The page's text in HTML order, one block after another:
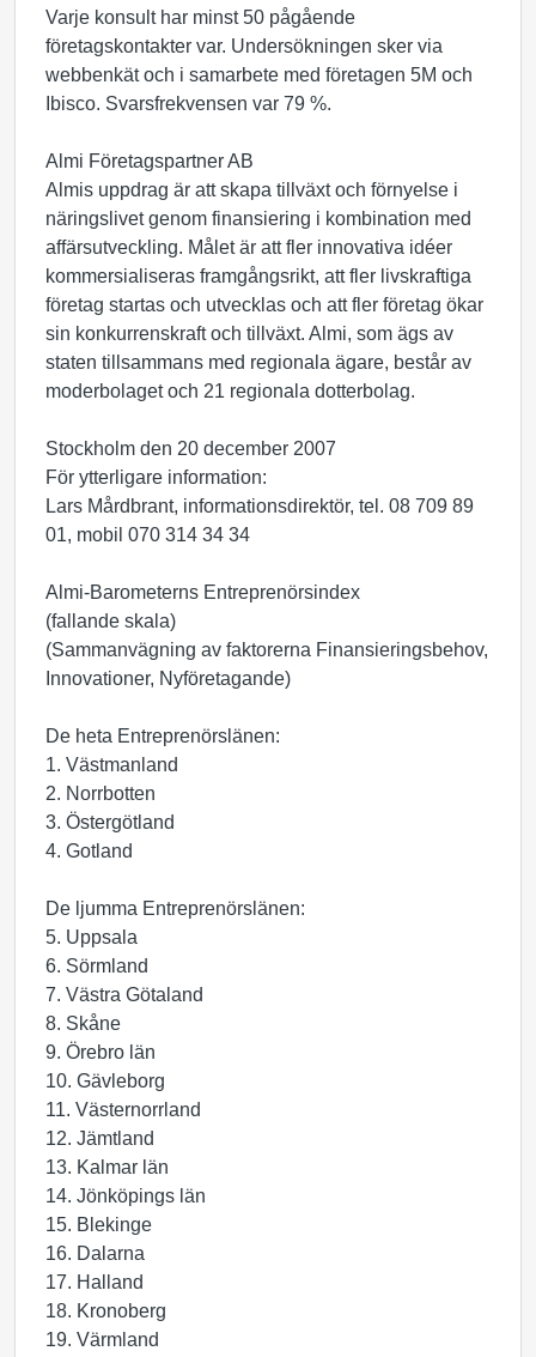
Varje konsult har minst 50 pågående
företagskontakter var. Undersökningen sker via
webbenkät och i samarbete med företagen 5M och
Ibisco. Svarsfrekvensen var 79 %.
Almi Företagspartner AB
Almis uppdrag är att skapa tillväxt och förnyelse i
näringslivet genom finansiering i kombination med
affärsutveckling. Målet är att fler innovativa idéer
kommersialiseras framgångsrikt, att fler livskraftiga
företag startas och utvecklas och att fler företag ökar
sin konkurrenskraft och tillväxt. Almi, som ägs av
staten tillsammans med regionala ägare, består av
moderbolaget och 21 regionala dotterbolag.
Stockholm den 20 december 2007
För ytterligare information:
Lars Mårdbrant, informationsdirektör, tel. 08 709 89
01, mobil 070 314 34 34
Almi-Barometerns Entreprenörsindex
(fallande skala)
(Sammanvägning av faktorerna Finansieringsbehov,
Innovationer, Nyföretagande)
De heta Entreprenörslänen:
1. Västmanland
2. Norrbotten
3. Östergötland
4. Gotland
De ljumma Entreprenörslänen:
5. Uppsala
6. Sörmland
7. Västra Götaland
8. Skåne
9. Örebro län
10. Gävleborg
11. Västernorrland
12. Jämtland
13. Kalmar län
14. Jönköpings län
15. Blekinge
16. Dalarna
17. Halland
18. Kronoberg
19. Värmland